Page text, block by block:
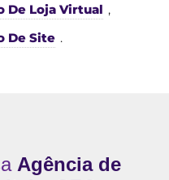
De Loja Virtual ,
De Site .
Agência de